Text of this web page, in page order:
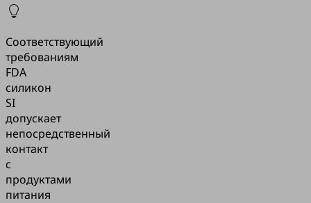
Соответствующий
требованиям
FDA
силикон
SI
допускает
непосредственный
контакт
с
продуктами
питания